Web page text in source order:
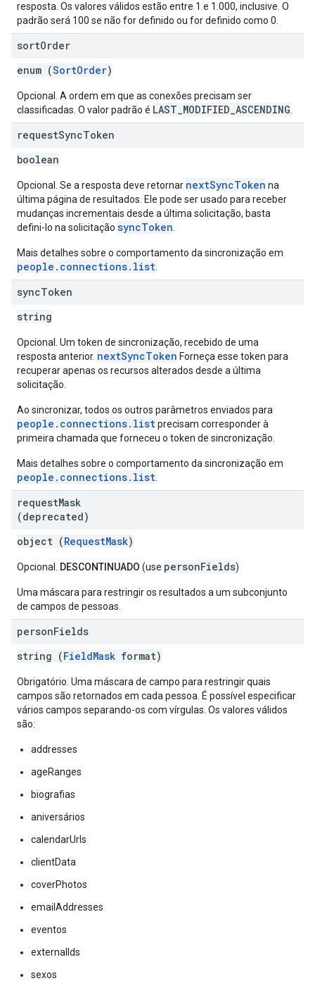
resposta. Os valores válidos estão entre 1 e 1.000, inclusive. O
padrão será 100 se não for definido ou for definido como 0.
sortOrder
enum (SortOrder)
Opcional. A ordem em que as conexões precisam ser
classificadas. O valor padrão é LAST_MODIFIED_ASCENDING
requestSyncToken
boolean
Opcional. Se a resposta deve retornar nextSyncToken na
última página de resultados. Ele pode ser usado para receber
mudanças incrementais desde a última solicitação, basta
defini-lo na solicitação syncToken
Mais detalhes sobre o comportamento da sincronização em
people.connections.list
syncToken
string
Opcional. Um token de sincronização, recebido de uma
resposta anterior. nextSyncToken Forneça esse token para
recuperar apenas os recursos alterados desde a última
solicitação.
Ao sincronizar, todos os outros parâmetros enviados para
people.connections.listprecisam corresponder à
primeira chamada que forneceu o token de sincronização.
Mais detalhes sobre o comportamento da sincronização em
people.connections.list
requestMask
(deprecated)
object (RequestMask)
Opcional. DESCONTINUADO (use personFields)
Uma máscara para restringir os resultados a um subconjunto
de campos de pessoas.
personFields
string (FieldMask format)
Obrigatório. Uma máscara de campo para restringir quais
campos são retornados em cada pessoa. É possível especificar
vários campos separando-os com vírgulas. Os valores válidos
são:
addresses
ageRanges
biografias
aniversários
calendarUrls
clientData
coverPhotos
emailAddresses
eventos
externalIds
sexos